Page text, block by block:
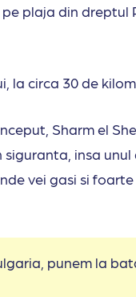
plaja din dreptul
la circa 30 de
Sharm el
insa
vei gasi si
punem la